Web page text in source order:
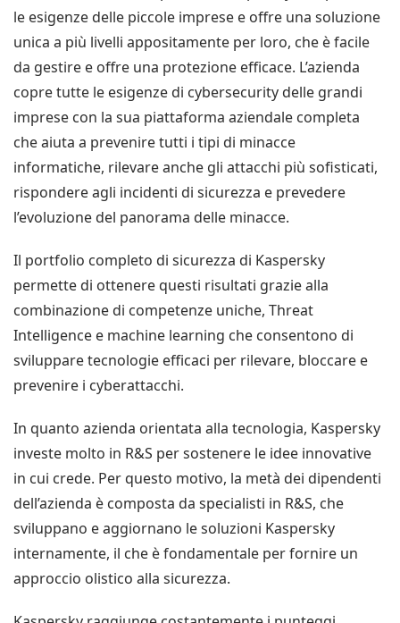
le esigenze delle piccole imprese e offre una soluzione
unica a più livelli appositamente per loro, che è facile
da gestire e offre una protezione efficace. L’azienda
copre tutte le esigenze di cybersecurity delle grandi
imprese con la sua piattaforma aziendale completa
che aiuta a prevenire tutti i tipi di minacce
informatiche, rilevare anche gli attacchi più sofisticati,
rispondere agli incidenti di sicurezza e prevedere
l’evoluzione del panorama delle minacce.
Il portfolio completo di sicurezza di Kaspersky
permette di ottenere questi risultati grazie alla
combinazione di competenze uniche, Threat
Intelligence e machine learning che consentono di
sviluppare tecnologie efficaci per rilevare, bloccare e
prevenire i cyberattacchi.
In quanto azienda orientata alla tecnologia, Kaspersky
investe molto in R&S per sostenere le idee innovative
in cui crede. Per questo motivo, la metà dei dipendenti
dell’azienda è composta da specialisti in R&S, che
sviluppano e aggiornano le soluzioni Kaspersky
internamente, il che è fondamentale per fornire un
approccio olistico alla sicurezza.